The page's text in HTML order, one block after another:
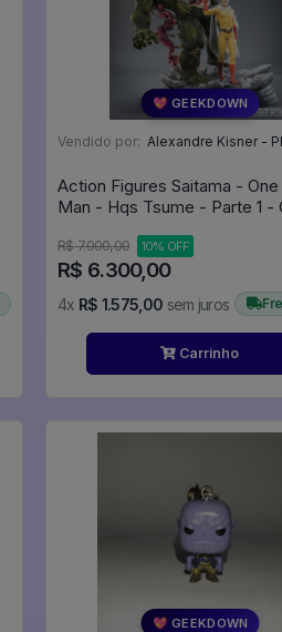
💖 GEEKDOWN
Vendido por: Alexandre Kisner -
Action Figures Saitama -
Man - Hqs Tsume - Parte 1 -
R$ 7.000,00 10% OFF
R$ 6.300,00
4x R$ 1.575,00 sem juros
Carrinho
💖 GEEKDOWN